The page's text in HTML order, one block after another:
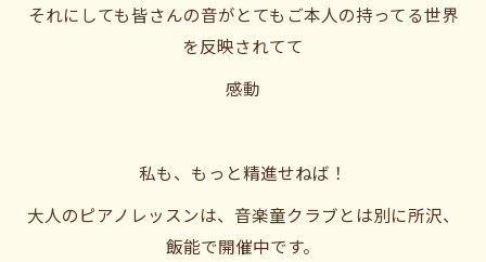
それにしても皆さんの音がとてもご本人の持ってる世界
を反映されてて
感動
私も、もっと精進せねば！
大人のピアノレッスンは、音楽童クラブとは別に所沢、
飯能で開催中です。